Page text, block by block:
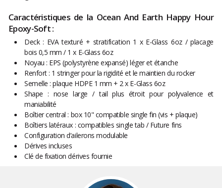
Caractéristiques de la Ocean And Earth Happy Hour
Epoxy-Soft :
Deck : EVA texturé + stratification 1 x E-Glass 6oz / placage
bois 0,5 mm / 1 x E-Glass 6oz
Noyau : EPS (polystyrène expansé) léger et étanche
Renfort : 1 stringer pour la rigidité et le maintien du rocker
Semelle : plaque HDPE 1 mm + 2 x E-Glass 6oz
Shape : nose large / tail plus étroit pour polyvalence et
maniabilité
Boîtier central : box 10" compatible single fin (vis + plaque)
Boîtiers latéraux : compatibles single tab / Future fins
Configuration d’ailerons modulable
Dérives incluses
Clé de fixation dérives fournie